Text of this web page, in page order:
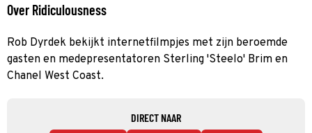
Over Ridiculousness
Rob Dyrdek bekijkt internetfilmpjes met zijn beroemde
gasten en medepresentatoren Sterling 'Steelo' Brim en
Chanel West Coast.
DIRECT NAAR